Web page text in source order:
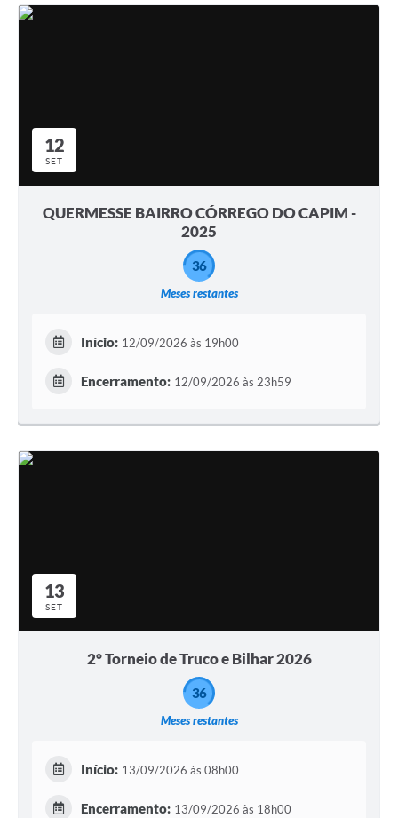
12
SET
QUERMESSE BAIRRO CÓRREGO DO CAPIM -
2025
Meses restantes
36
Início: 12/09/2026 às 19h00
Encerramento: 12/09/2026 às 23h59
13
SET
2° Torneio de Truco e Bilhar 2026
Meses restantes
36
Início: 13/09/2026 às 08h00
Encerramento: 13/09/2026 às 18h00